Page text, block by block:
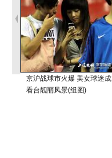
京沪战球市火爆 美女球迷成
看台靓丽风景(组图)